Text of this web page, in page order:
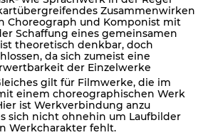
Zusammenwirken
Choreograph und Komponist mit
Schaffung eines gemeinsamen
theoretisch denkbar, doch
da sich zumeist eine
der Einzelwerke
gilt für Filmwerke, die im
einem choreographischen Werk
ist Werkverbindung anzu
sich nicht ohnehin um Laufbilder
Werkcharakter fehlt.